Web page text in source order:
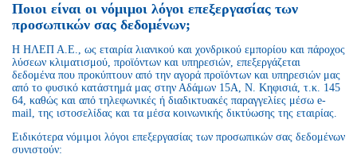
Ποιοι είναι οι νόμιμοι λόγοι επεξεργασίας των
προσωπικών σας δεδομένων;
Η ΗΛΕΠ Α.Ε., ως εταιρία λιανικού και χονδρικού εμπορίου και πάροχος
λύσεων κλιματισμού, προϊόντων και υπηρεσιών, επεξεργάζεται
δεδομένα που προκύπτουν από την αγορά προϊόντων και υπηρεσιών μας
από το φυσικό κατάστημά μας στην Αδάμων 15Α, Ν. Κηφισιά, τ.κ. 145
64, καθώς και από τηλεφωνικές ή διαδικτυακές παραγγελίες μέσω e-
mail, της ιστοσελίδας και τα μέσα κοινωνικής δικτύωσης της εταιρίας.
Ειδικότερα νόμιμοι λόγοι επεξεργασίας των προσωπικών σας δεδομένων
συνιστούν: